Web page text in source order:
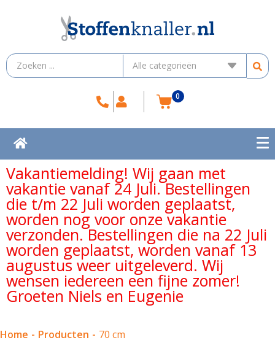
0
Vakantiemelding! Wij gaan met
vakantie vanaf 24 Juli. Bestellingen
die t/m 22 Juli worden geplaatst,
worden nog voor onze vakantie
verzonden. Bestellingen die na 22 Juli
worden geplaatst, worden vanaf 13
augustus weer uitgeleverd. Wij
wensen iedereen een fijne zomer!
Groeten Niels en Eugenie
Home - Producten - 70 cm